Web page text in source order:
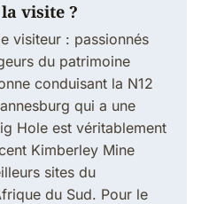
visite ?
visiteur : passionnés
du patrimoine
conduisant la N12
qui a une
Hole est véritablement
Kimberley Mine
sites du
du Sud. Pour le